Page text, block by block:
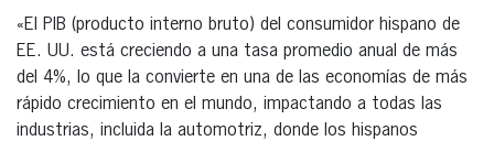
«El PIB (producto interno bruto) del consumidor hispano de
EE. UU. está creciendo a una tasa promedio anual de más
del 4%, lo que la convierte en una de las economías de más
rápido crecimiento en el mundo, impactando a todas las
industrias, incluida la automotriz, donde los hispanos